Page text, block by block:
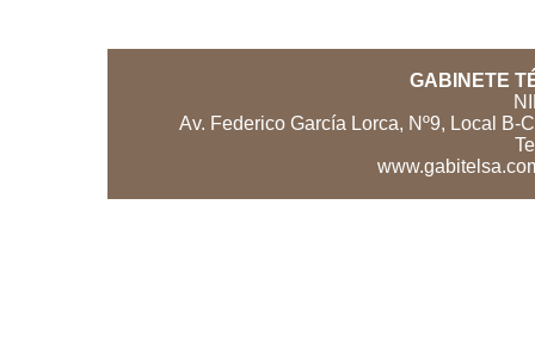
GABINETE
Av. Federico García Lorca, Nº9, Local B-